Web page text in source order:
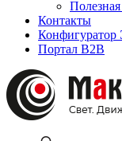
Контакты
Портал B2B